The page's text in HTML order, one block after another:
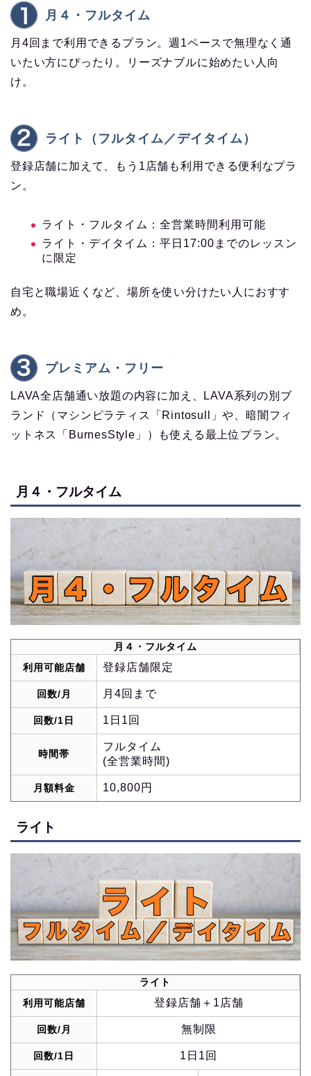
月４・フルタイム
月4回まで利用できるプラン。週1ペースで無理なく通
いたい方にぴったり。リーズナブルに始めたい人向
け。
ライト（フルタイム／デイタイム）
登録店舗に加えて、もう1店舗も利用できる便利なプラ
ン。
ライト・フルタイム：全営業時間利用可能
ライト・デイタイム：平日17:00までのレッスン
に限定
自宅と職場近くなど、場所を使い分けたい人におすす
め。
プレミアム・フリー
LAVA全店舗通い放題の内容に加え、LAVA系列の別ブ
ランド（マシンピラティス「Rintosull」や、暗闇フィ
ットネス「BurnesStyle」）も使える最上位プラン。
月４・フルタイム
月４・フルタイム
利用可能店舗
登録店舗限定
回数/月 月4回まで
回数/1日 1日1回
時間帯
フルタイム
(全営業時間)
月額料金 10,800円
ライト
ライト
利用可能店舗
登録店舗＋1店舗
回数/月 無制限
回数/1日 1日1回